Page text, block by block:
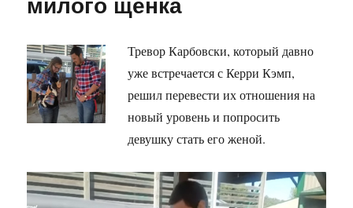
Тревор Карбовски, который давно
уже встречается с Керри Кэмп,
решил перевести их отношения на
новый уровень и попросить
девушку стать его женой.